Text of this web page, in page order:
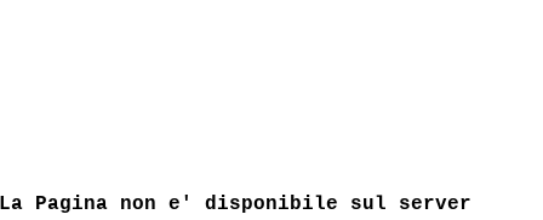
La Pagina non e' disponibile sul server